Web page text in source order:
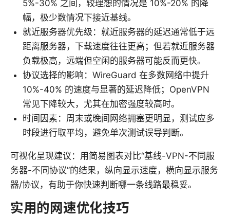
5%-30% 之间，较理想的情况是 10%-20% 的降
幅，极少数情况下接近基线。
就近服务器优先级：就近服务器的延迟通常低于远
距离服务器，下载速度往往更高；但若就近服务器
负载极高，远端但空闲的服务器可能反而更快。
协议选择的影响：WireGuard 在多数网络中提升
10%-40% 的速度与显著的延迟降低；OpenVPN
常见下降较大，尤其在加密强度较高时。
时间因素：周末或晚间网络拥塞更明显，测试应多
时段进行取平均，避免单次测试误导判断。
可视化呈现建议：用简易图表对比“基线-VPN-不同服
务器-不同协议”的结果，纵向显示速度，横向显示服务
器/协议，有助于你快速判断哪一条线路最稳妥。
实用的网速优化技巧